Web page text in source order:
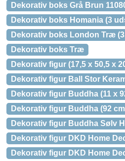
Dekorativ boks Grå Brun
Dekorativ boks Homania (3
Dekorativ boks London Træ
Dekorativ boks Træ
Dekorativ figur (17,5 x 50,5 x
Dekorativ figur Ball Stor
Dekorativ figur Buddha (11 x
Dekorativ figur Buddha (92
Dekorativ figur Buddha Sølv
Dekorativ figur DKD Home
Dekorativ figur DKD Home